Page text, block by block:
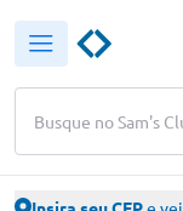
Busque no Sam's